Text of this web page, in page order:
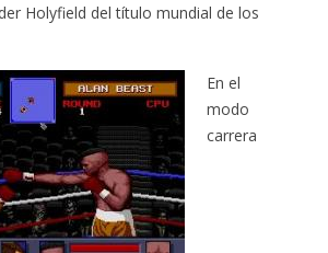
Holyfield del título mundial de los
En el
modo
carrera